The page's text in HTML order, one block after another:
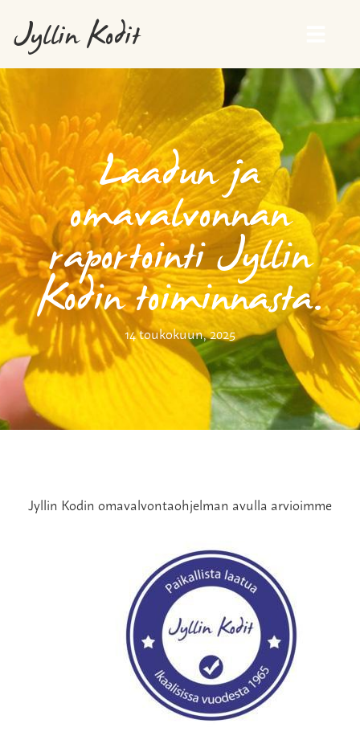
Jyllin Kodit
Laadun ja
omavalvonnan
raportointi Jyllin
Kodin toiminnasta.
14 toukokuun, 2025
Jyllin Kodin omavalvontaohjelman avulla arvioimme